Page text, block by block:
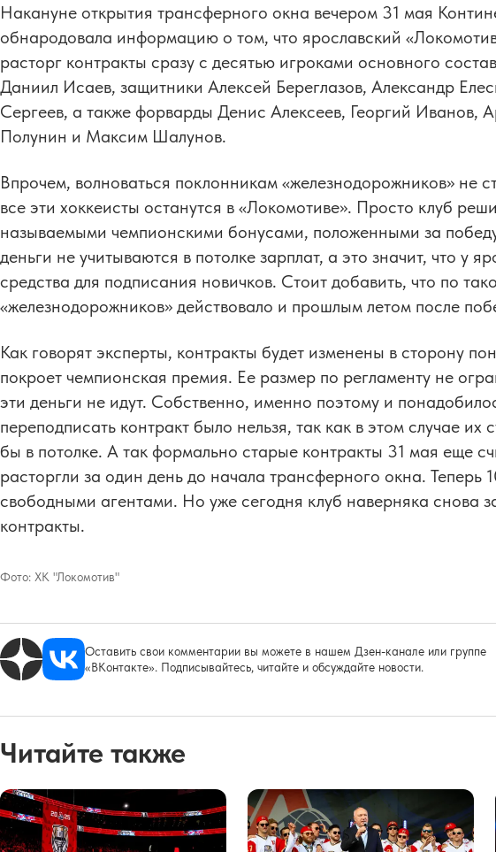
Накануне открытия трансферного окна вечером 31 мая
обнародовала информацию о том, что ярославский
расторг контракты сразу с десятью игроками основного
Даниил Исаев, защитники Алексей Береглазов, Александр
Сергеев, а также форварды Денис Алексеев, Георгий Иванов,
Полунин и Максим Шалунов.
Впрочем, волноваться поклонникам «железнодорожников» не
все эти хоккеисты останутся в «Локомотиве». Просто клуб
называемыми чемпионскими бонусами, положенными за
деньги не учитываются в потолке зарплат, а это значит, что у
средства для подписания новичков. Стоит добавить, что по
«железнодорожников» действовало и прошлым летом после
Как говорят эксперты, контракты будет изменены в сторону
покроет чемпионская премия. Ее размер по регламенту не
эти деньги не идут. Собственно, именно поэтому и
переподписать контракт было нельзя, так как в этом случае их
бы в потолке. А так формально старые контракты 31 мая еще
расторгли за один день до начала трансферного окна. Теперь
свободными агентами. Но уже сегодня клуб наверняка снова
контракты.
Фото: ХК "Локомотив"
Оставить свои комментарии вы можете в нашем Дзен-канале или группе
«ВКонтакте». Подписывайтесь, читайте и обсуждайте новости.
Читайте также